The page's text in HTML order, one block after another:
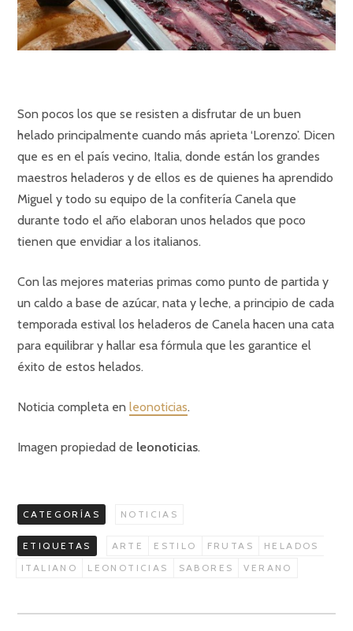
Son pocos los que se resisten a disfrutar de un buen
helado principalmente cuando más aprieta ‘Lorenzo’. Dicen
que es en el país vecino, Italia, donde están los grandes
maestros heladeros y de ellos es de quienes ha aprendido
Miguel y todo su equipo de la confitería Canela que
durante todo el año elaboran unos helados que poco
tienen que envidiar a los italianos.
Con las mejores materias primas como punto de partida y
un caldo a base de azúcar, nata y leche, a principio de cada
temporada estival los heladeros de Canela hacen una cata
para equilibrar y hallar esa fórmula que les garantice el
éxito de estos helados.
Noticia completa en leonoticias.
Imagen propiedad de leonoticias.
CATEGORÍAS NOTICIAS
ETIQUETAS ARTE ESTILO FRUTAS
HELADOS
ITALIANO
LEONOTICIAS SABORES VERANO